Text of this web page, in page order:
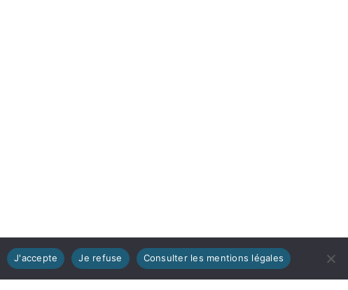
J'accepte Je refuse Consulter les mentions légales